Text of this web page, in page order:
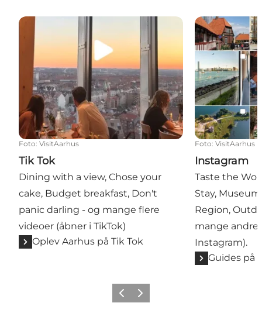
Tik Tok
Foto: VisitAarhus
Tik Tok
Dining with a view, Chose your
cake, Budget breakfast, Don't
panic darling - og mange flere
videoer (åbner i TikTok)
Oplev Aarhus på Tik Tok
Instagram
Foto: VisitAarhus
Instagram
Taste the
Stay,
Region,
mange andre
Instagram).
Guides på
ForrigeNæste